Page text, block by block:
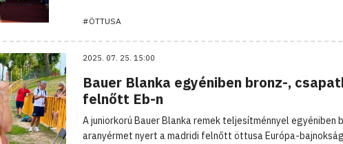
#ÖTTUSA
2025. 07. 25. 15:00
Bauer Blanka egyéniben bronz-,
felnőtt Eb-n
A juniorkorú Bauer Blanka remek teljesítménnyel egyéniben
aranyérmet nyert a madridi felnőtt öttusa Európa-